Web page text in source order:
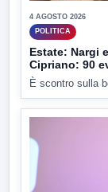
4 AGOSTO 2026
POLITICA
Estate: Nargi
Cipriano: 90
È scontro sulla